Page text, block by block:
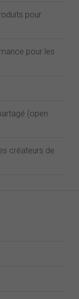
pour
pour les
(open
créateurs de